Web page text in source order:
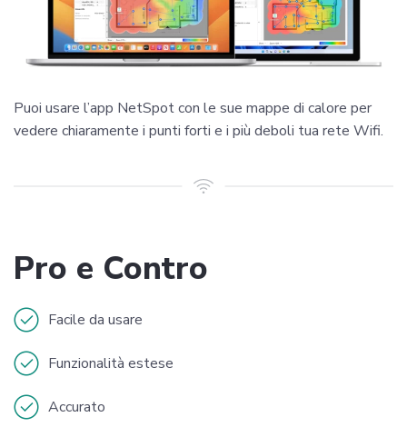
Puoi usare l’app NetSpot con le sue mappe di calore per
vedere chiaramente i punti forti e i più deboli tua rete Wifi.
Pro e Contro
Facile da usare
Funzionalità estese
Accurato